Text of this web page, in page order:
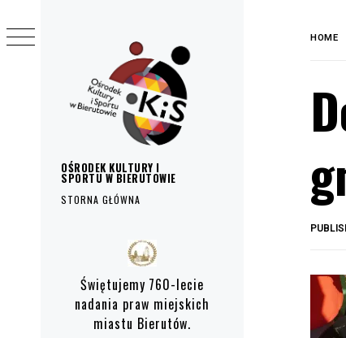
OŚRODEK KULTURY I
SPORTU W BIERUTOWIE
STORNA GŁÓWNA
Świętujemy 760-lecie
nadania praw miejskich
miastu Bierutów.
HOME